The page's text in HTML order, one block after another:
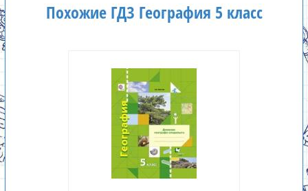
Похожие ГДЗ География 5 класс